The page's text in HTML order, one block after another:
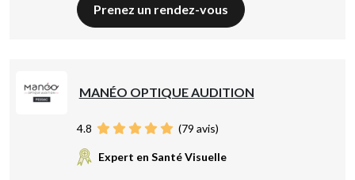
Prenez un rendez-vous
MANÉO OPTIQUE AUDITION
4.8 (79 avis)
Expert en Santé Visuelle